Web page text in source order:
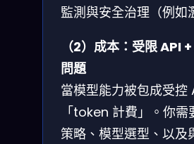
監測與安全治理（例如
（2）成本：受限 API
問題
當模型能力被包成受控
「token 計費」。你
策略、模型選型、以